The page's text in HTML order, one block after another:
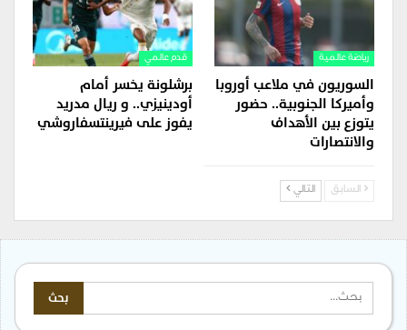
رياضة عالمية
السوريون في ملاعب أوروبا
وأميركا الجنوبية.. حضور
يتوزع بين الأهداف
والانتصارات
قدم عالمي
برشلونة يخسر أمام
أودينيزي.. و ريال مدريد
يفوز على فيرينتسفاروشي
السابق التالي